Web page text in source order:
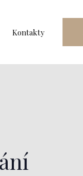
Kontakty